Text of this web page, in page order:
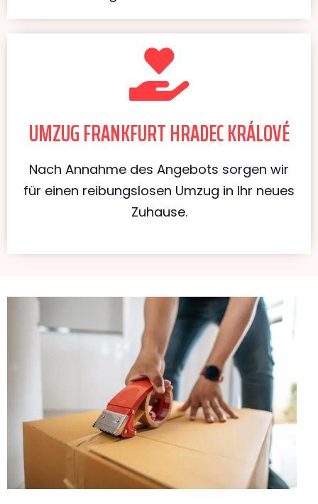
UMZUG FRANKFURT HRADEC KRÁLOVÉ
Nach Annahme des Angebots sorgen wir
für einen reibungslosen Umzug in Ihr neues
Zuhause.